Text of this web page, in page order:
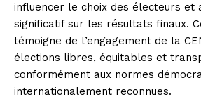
influencer le choix des électeurs et
significatif sur les résultats finaux.
témoigne de l’engagement de la
élections libres, équitables et
conformément aux normes
internationalement reconnues.